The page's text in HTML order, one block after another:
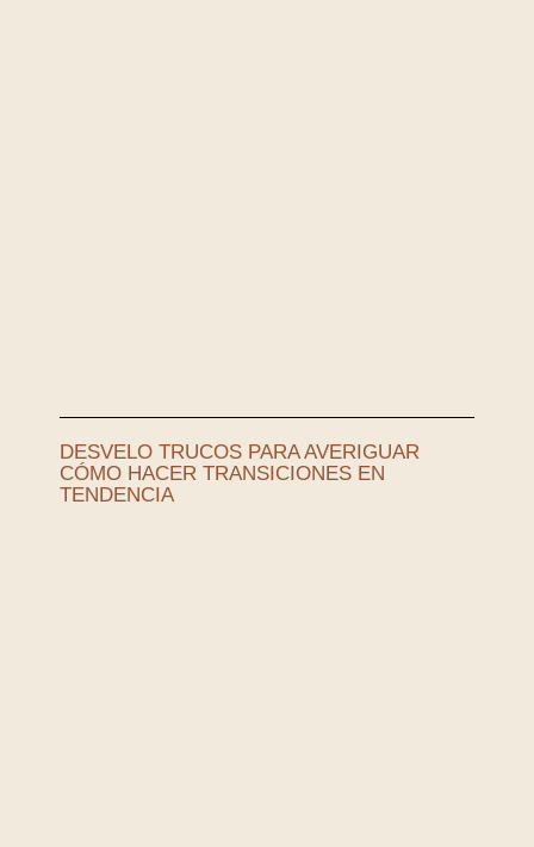
DESVELO TRUCOS PARA AVERIGUAR
CÓMO HACER TRANSICIONES EN
TENDENCIA